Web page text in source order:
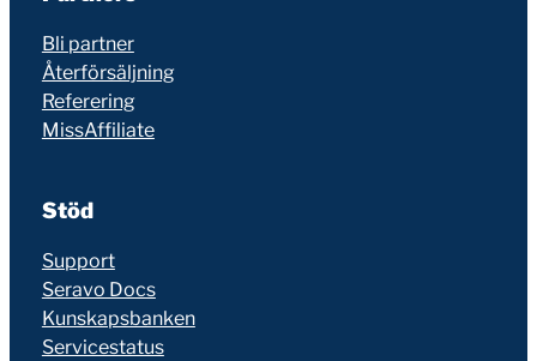
Bli partner
Återförsäljning
Referering
MissAffiliate
Stöd
Support
Seravo Docs
Kunskapsbanken
Servicestatus